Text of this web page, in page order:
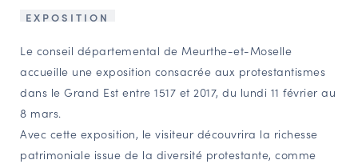
NAVIGATION FILTRÉE « ACTEURS »
PORTAIL CULTURE
Comité d'Histoire Régionale
Service Inventaire et Patrimoines de la Région Grand Est
EXPOSITION
Le conseil départemental de Meurthe-et-Moselle
accueille une exposition consacrée aux protestantismes
dans le Grand Est entre 1517 et 2017, du lundi 11 février au
8 mars.
Avec cette exposition, le visiteur découvrira la richesse
patrimoniale issue de la diversité protestante, comme